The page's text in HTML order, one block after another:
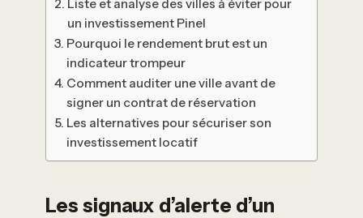
Liste et analyse des villes à éviter pour
un investissement Pinel
Pourquoi le rendement brut est un
indicateur trompeur
Comment auditer une ville avant de
signer un contrat de réservation
Les alternatives pour sécuriser son
investissement locatif
Les signaux d’alerte d’un